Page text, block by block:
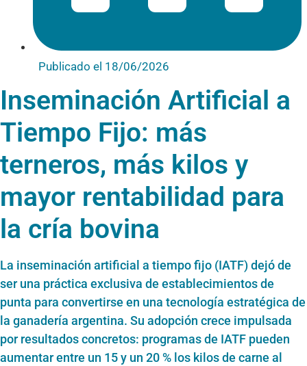
Publicado el 18/06/2026
Inseminación Artificial a
Tiempo Fijo: más
terneros, más kilos y
mayor rentabilidad para
la cría bovina
La inseminación artificial a tiempo fijo (IATF)dejó de
ser una práctica exclusiva de establecimientos de
punta para convertirse en una tecnología estratégica de
la ganadería argentina. Su adopción crece impulsada
por resultados concretos: programas de IATF pueden
aumentar entre un 15 y un 20 % los kilos de carne al